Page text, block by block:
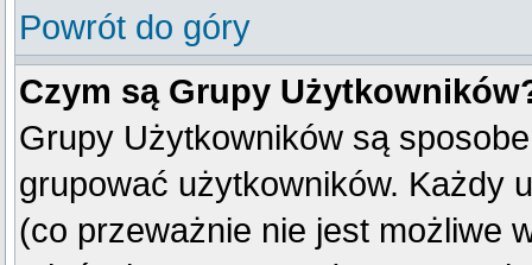
Powrót do góry
Czym są Grupy
Grupy Użytkowników są
grupować użytkowników. Każdy
(co przeważnie nie jest możliwe